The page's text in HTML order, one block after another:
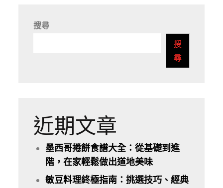
搜尋
搜
尋
近期文章
墨西哥捲餅食譜大全：從基礎到進
階，在家輕鬆做出道地美味
敏豆料理終極指南：挑選技巧、經典